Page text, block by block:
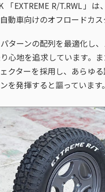
「EXTREME R/T.RWL」
動車向けのオフロードカス
ターンの配列を最適化し、
心地を追求しています。
クターを採用し、あらゆ
を発揮すると謳っています。